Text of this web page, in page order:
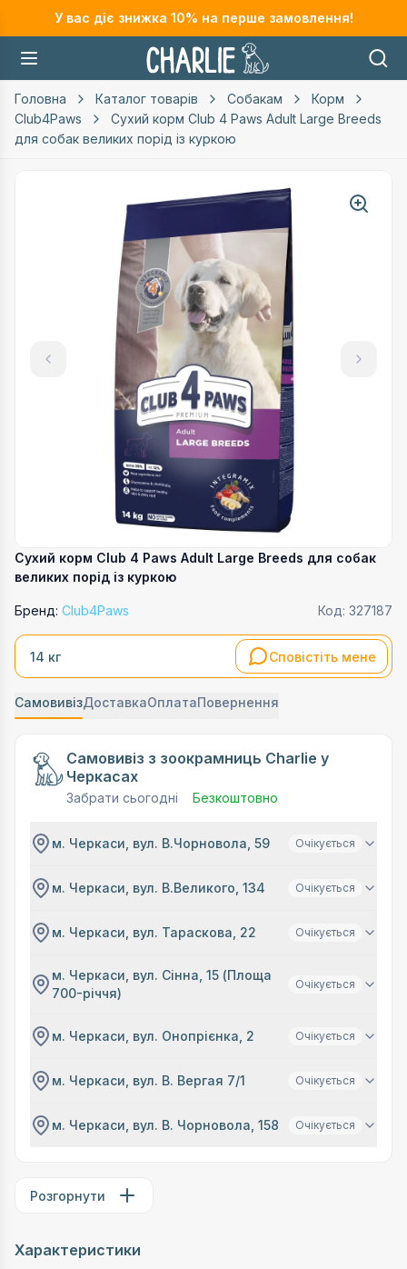
У вас діє знижка 10% на перше замовлення!
Головна Каталог товарів Собакам
Корм
Club4Paws
Сухий корм Club 4 Paws Adult Large Breeds
для собак великих порід із куркою
Сухий корм Club 4 Paws Adult Large Breeds для собак
великих порід із куркою
Бренд: Club4Paws Код: 327187
14 кг Сповістіть мене
СамовивізДоставкаОплатаПовернення
Самовивіз з зоокрамниць Charlie у
Черкасах
Забрати сьогодні Безкоштовно
м. Черкаси, вул. В.Чорновола, 59 Очікується
м. Черкаси, вул. В.Великого, 134 Очікується
м. Черкаси, вул. Тараскова, 22 Очікується
м. Черкаси, вул. Сінна, 15 (Площа
700-річчя)
Очікується
м. Черкаси, вул. Онопрієнка, 2 Очікується
м. Черкаси, вул. В. Вергая 7/1 Очікується
м. Черкаси, вул. В. Чорновола, 158 Очікується
Розгорнути
Характеристики